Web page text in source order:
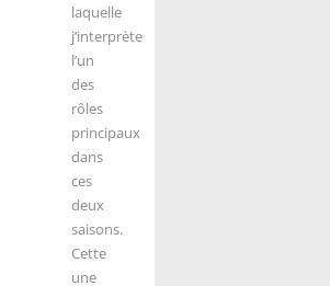
laquelle
j’interprète
l’un
des
rôles
principaux
dans
ces
deux
saisons.
Cette
une